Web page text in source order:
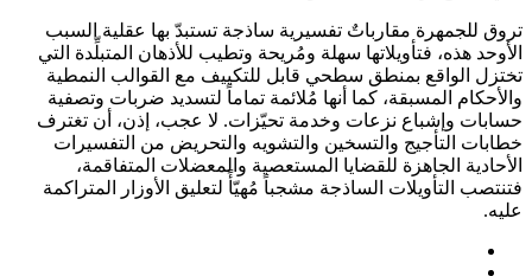
تروق للجمهرة مقارباتٌ تفسيرية ساذجة تستبدّ بها عقلية السبب
الأوحد هذه، فتأويلاتها سهلة ومُريحة وتطيب للأذهان المتبلِّدة التي
تختزل الواقع بمنطق سطحي قابل للتكييف مع القوالب النمطية
والأحكام المسبقة، كما أنها مُلائمة تماماً لتسديد ضربات وتصفية
حسابات وإشباع نزعات وخدمة تحيّزات. لا عجب، إذن، أن تغترف
خطابات التأجيج والتسخين والتشويه والتحريض من التفسيرات
الأحادية الجاهزة للقضايا المستعصية والمعضلات المتفاقمة،
فتنتصب التأويلات الساذجة مشجباً مُهيّأً لتعليق الأوزار المتراكمة
عليه.